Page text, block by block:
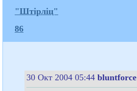
"Штірліц"
86
30 Окт 2004 05:44 bluntforce